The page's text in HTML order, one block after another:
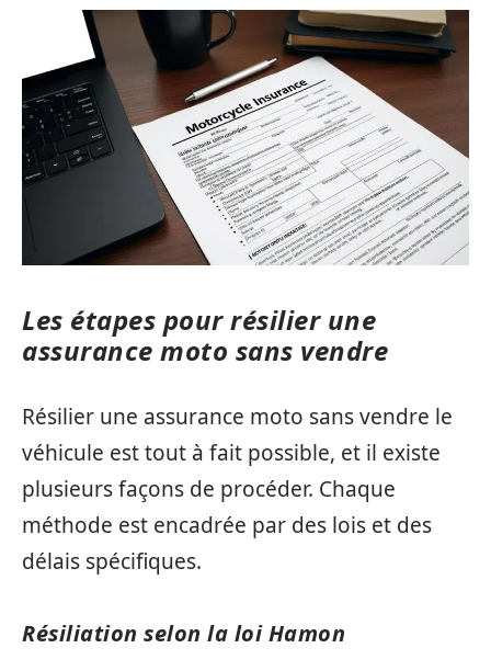
Les étapes pour résilier une
assurance moto sans vendre
Résilier une assurance moto sans vendre le
véhicule est tout à fait possible, et il existe
plusieurs façons de procéder. Chaque
méthode est encadrée par des lois et des
délais spécifiques.
Résiliation selon la loi Hamon